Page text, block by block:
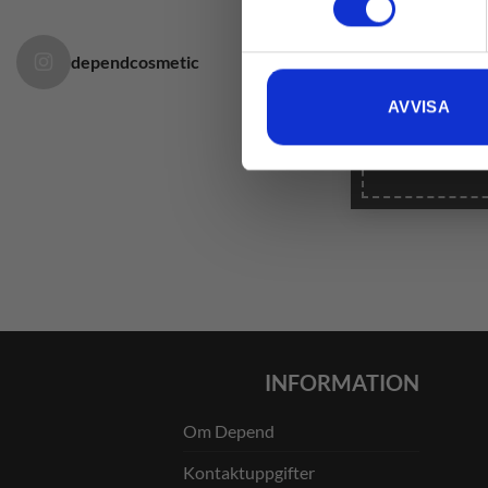
AVVISA
dependcosmetic
INFORMATION
Om Depend
Kontaktuppgifter